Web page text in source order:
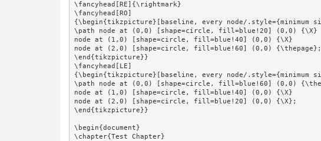
\fancyhead[RE]{\rightmark}
\fancyhead[RO]
{\begin{tikzpicture}[baseline, every node/.style={minimum
\path node at (0,0) [shape=circle, fill=blue!20] (0,0) {\X}
node at (1,0) [shape=circle, fill=blue!40] (0,0) {\X}
node at (2,0) [shape=circle, fill=blue!60] (0,0) {\thepage};
\end{tikzpicture}}
\fancyhead[LE]
{\begin{tikzpicture}[baseline, every node/.style={minimum
\path node at (0,0) [shape=circle, fill=blue!60] (0,0)
node at (1,0) [shape=circle, fill=blue!40] (0,0) {\X}
node at (2,0) [shape=circle, fill=blue!20] (0,0) {\X};
\end{tikzpicture}}
\begin{document}
\chapter{Test Chapter}